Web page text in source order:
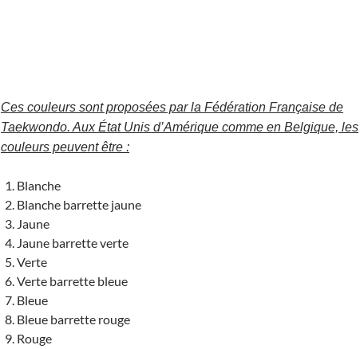
Ces couleurs sont proposées par la Fédération Française de
Taekwondo. Aux État Unis d’Amérique comme en Belgique, les
couleurs peuvent être :
Blanche
Blanche barrette jaune
Jaune
Jaune barrette verte
Verte
Verte barrette bleue
Bleue
Bleue barrette rouge
Rouge